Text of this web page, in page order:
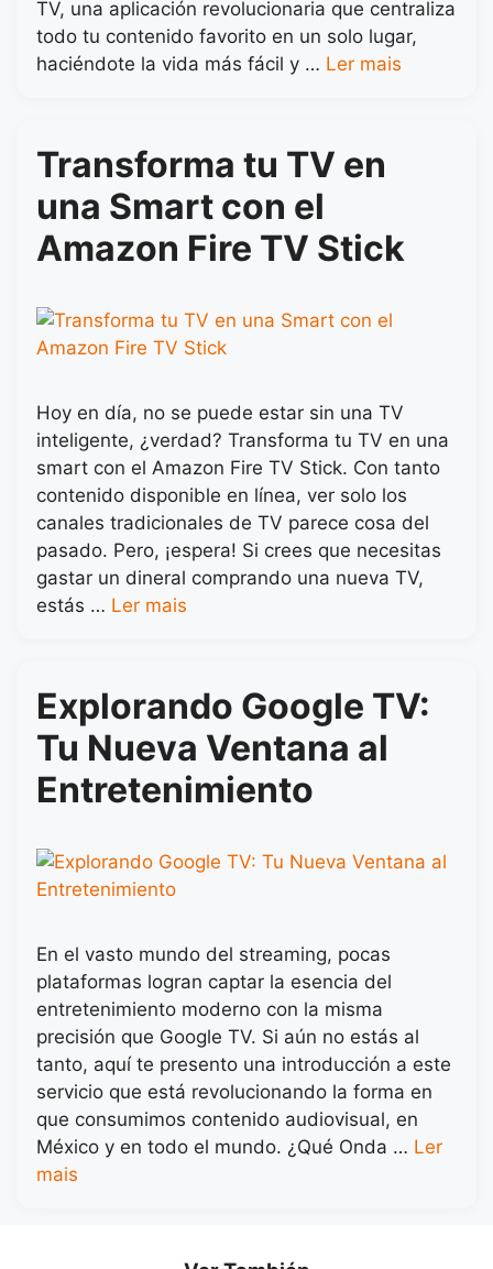
TV, una aplicación revolucionaria que centraliza
todo tu contenido favorito en un solo lugar,
haciéndote la vida más fácil y … Ler mais
Transforma tu TV en
una Smart con el
Amazon Fire TV Stick
Hoy en día, no se puede estar sin una TV
inteligente, ¿verdad? Transforma tu TV en una
smart con el Amazon Fire TV Stick. Con tanto
contenido disponible en línea, ver solo los
canales tradicionales de TV parece cosa del
pasado. Pero, ¡espera! Si crees que necesitas
gastar un dineral comprando una nueva TV,
estás … Ler mais
Explorando Google TV:
Tu Nueva Ventana al
Entretenimiento
En el vasto mundo del streaming, pocas
plataformas logran captar la esencia del
entretenimiento moderno con la misma
precisión que Google TV. Si aún no estás al
tanto, aquí te presento una introducción a este
servicio que está revolucionando la forma en
que consumimos contenido audiovisual, en
México y en todo el mundo. ¿Qué Onda … Ler
mais